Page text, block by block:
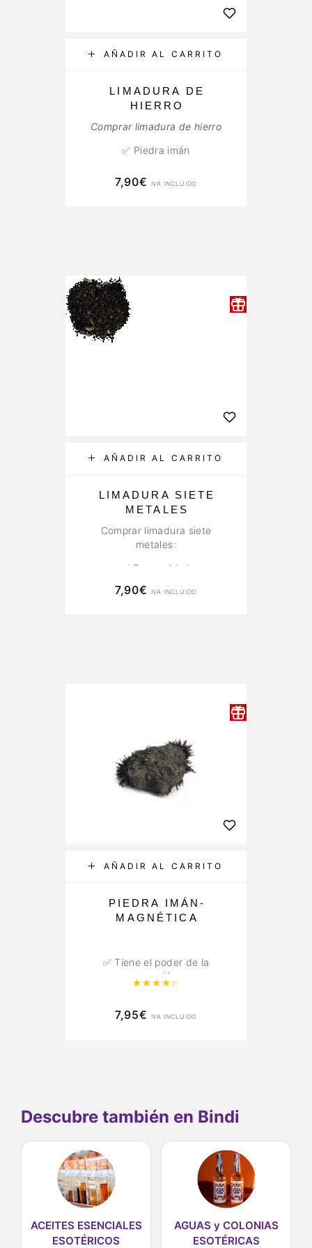
AÑADIR AL CARRITO
LIMADURA DE
HIERRO
Comprar limadura de hierro
✅ Piedra imán
7,90€ IVA INCLUIDO
AÑADIR AL CARRITO
LIMADURA SIETE
METALES
Comprar limadura siete
metales:
✅ Prosperidad
✅ Abundancia
7,90€ IVA INCLUIDO
AÑADIR AL CARRITO
PIEDRA IMÁN-
MAGNÉTICA
✅ Tiene el poder de la
atracción.
efectividad
Valorado con
7,95€ IVA INCLUIDO
Descubre también en Bindi
ACEITES ESENCIALES
ESOTÉRICOS
AGUAS y COLONIAS
ESOTÉRICAS